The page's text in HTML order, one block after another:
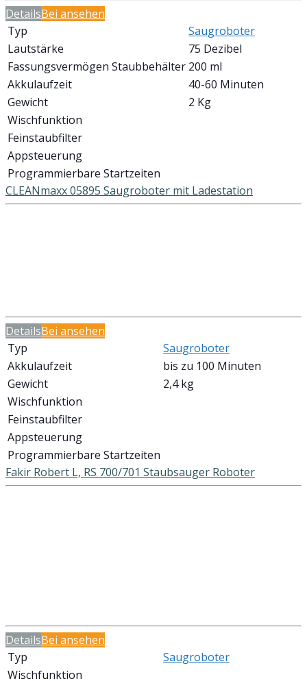
DetailsBei ansehen
Typ
Saugroboter
Lautstärke
75 Dezibel
Fassungsvermögen Staubbehälter 200 ml
Akkulaufzeit
40-60 Minuten
Gewicht
2 Kg
Wischfunktion
Feinstaubfilter
Appsteuerung
Programmierbare Startzeiten
CLEANmaxx 05895 Saugroboter mit Ladestation
DetailsBei ansehen
Typ
Saugroboter
Akkulaufzeit
bis zu 100 Minuten
Gewicht
2,4 kg
Wischfunktion
Feinstaubfilter
Appsteuerung
Programmierbare Startzeiten
Fakir Robert L, RS 700/701 Staubsauger Roboter
DetailsBei ansehen
Typ
Saugroboter
Wischfunktion